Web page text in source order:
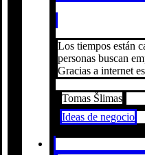
Los tiempos están
personas buscan
Gracias a internet
Tomas Šlimas
Ideas de negocio